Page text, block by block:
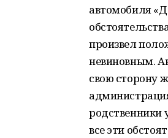
автомобиля
произвел
невиновным.
свою сторону
родственники
все эти